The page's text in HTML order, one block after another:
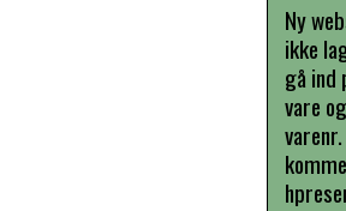
Ny
ikke
gå ind
vare